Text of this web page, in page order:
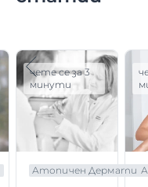
Атопичен Дерматит
чете се за 3
минути